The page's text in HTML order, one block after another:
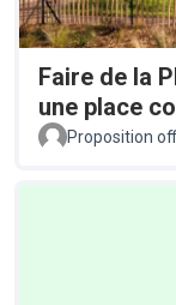
Faire de la
une place
Proposition